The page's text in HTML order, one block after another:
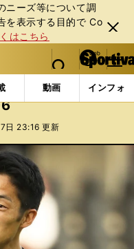
ニーズ等について調
を表⽰する⽬的で Co
はこちら
閉じ
る
web Sportiva (webスポルティーバ)
検索
マイペ
ー
ジ
メニュ
動画 インフォ
ォト コラムフォト
日 23:16 更新